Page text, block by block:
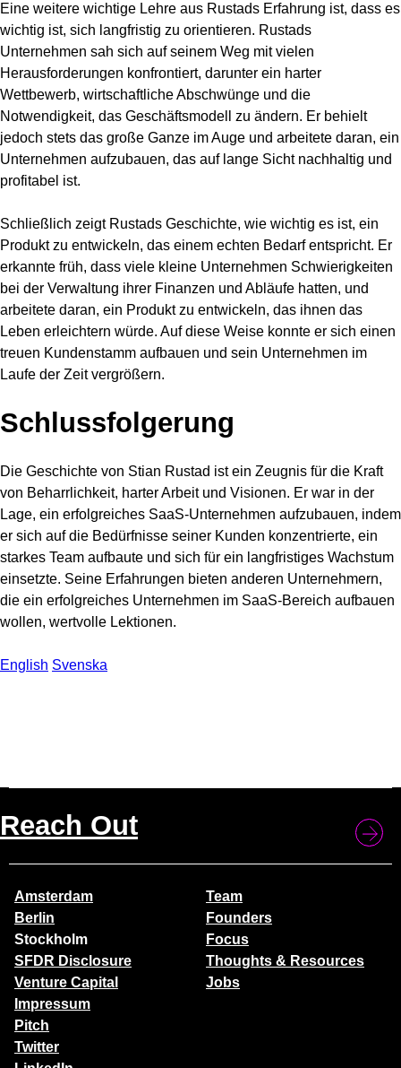
Eine weitere wichtige Lehre aus Rustads Erfahrung ist, dass es
wichtig ist, sich langfristig zu orientieren. Rustads
Unternehmen sah sich auf seinem Weg mit vielen
Herausforderungen konfrontiert, darunter ein harter
Wettbewerb, wirtschaftliche Abschwünge und die
Notwendigkeit, das Geschäftsmodell zu ändern. Er behielt
jedoch stets das große Ganze im Auge und arbeitete daran, ein
Unternehmen aufzubauen, das auf lange Sicht nachhaltig und
profitabel ist.
Schließlich zeigt Rustads Geschichte, wie wichtig es ist, ein
Produkt zu entwickeln, das einem echten Bedarf entspricht. Er
erkannte früh, dass viele kleine Unternehmen Schwierigkeiten
bei der Verwaltung ihrer Finanzen und Abläufe hatten, und
arbeitete daran, ein Produkt zu entwickeln, das ihnen das
Leben erleichtern würde. Auf diese Weise konnte er sich einen
treuen Kundenstamm aufbauen und sein Unternehmen im
Laufe der Zeit vergrößern.
Schlussfolgerung
Die Geschichte von Stian Rustad ist ein Zeugnis für die Kraft
von Beharrlichkeit, harter Arbeit und Visionen. Er war in der
Lage, ein erfolgreiches SaaS-Unternehmen aufzubauen, indem
er sich auf die Bedürfnisse seiner Kunden konzentrierte, ein
starkes Team aufbaute und sich für ein langfristiges Wachstum
einsetzte. Seine Erfahrungen bieten anderen Unternehmern,
die ein erfolgreiches Unternehmen im SaaS-Bereich aufbauen
wollen, wertvolle Lektionen.
English Svenska
Reach Out
Amsterdam
Berlin
Stockholm
SFDR Disclosure
Venture Capital
Impressum
Pitch
Twitter
Team
Founders
Focus
Thoughts & Resources
Jobs